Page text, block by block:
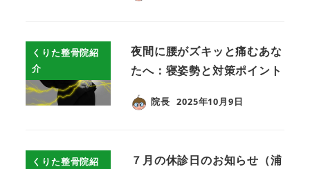
くりた整骨院紹
介
夜間に腰がズキッと痛むあな
たへ：寝姿勢と対策ポイント
院長 2025年10月9日
くりた整骨院紹
７月の休診日のお知らせ（浦